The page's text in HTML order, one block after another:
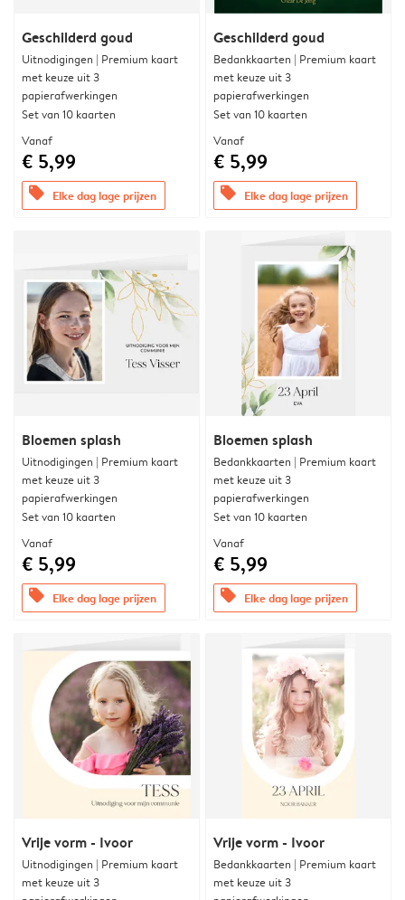
Geschilderd goud
Uitnodigingen | Premium kaart
met keuze uit 3
papierafwerkingen
Set van 10 kaarten
Vanaf
€ 5,99
offers Elke dag lage prijzen
Geschilderd goud
Bedankkaarten | Premium kaart
met keuze uit 3
papierafwerkingen
Set van 10 kaarten
Vanaf
€ 5,99
offers Elke dag lage prijzen
Bloemen splash
Uitnodigingen | Premium kaart
met keuze uit 3
papierafwerkingen
Set van 10 kaarten
Vanaf
€ 5,99
offers Elke dag lage prijzen
Bloemen splash
Bedankkaarten | Premium kaart
met keuze uit 3
papierafwerkingen
Set van 10 kaarten
Vanaf
€ 5,99
offers Elke dag lage prijzen
Vrije vorm - Ivoor
Uitnodigingen | Premium kaart
met keuze uit 3
Vrije vorm - Ivoor
Bedankkaarten | Premium kaart
met keuze uit 3